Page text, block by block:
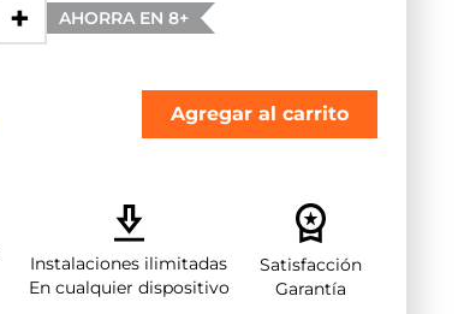
+ AHORRA EN 8+
Agregar al carrito
Instalaciones ilimitadas
En cualquier dispositivo
Satisfacción
Garantía